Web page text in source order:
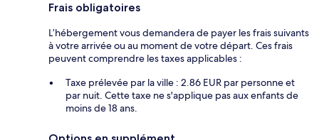
Frais obligatoires
L’hébergement vous demandera de payer les frais suivants
à votre arrivée ou au moment de votre départ. Ces frais
peuvent comprendre les taxes applicables :
Taxe prélevée par la ville : 2.86 EUR par personne et
par nuit. Cette taxe ne s'applique pas aux enfants de
moins de 18 ans.